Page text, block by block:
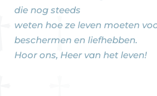
die nog steeds
weten hoe ze leven moeten
beschermen en liefhebben.
Hoor ons, Heer van het leven!